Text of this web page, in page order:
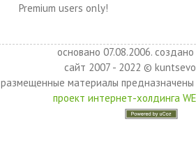
Premium users only!
основано 07.08.2006.
сайт 2007 - 2022 ©
размещенные материалы
проект интернет-холдинга